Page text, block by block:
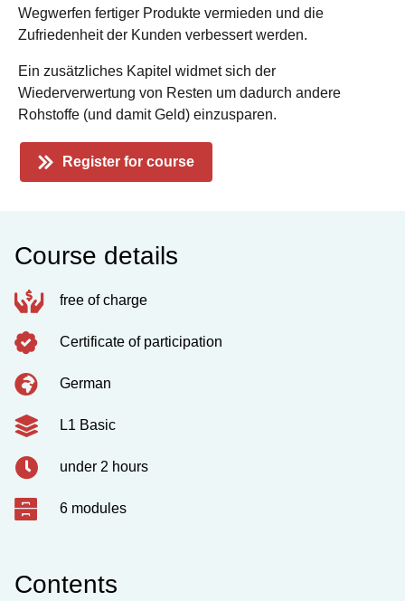
Wegwerfen fertiger Produkte vermieden und die
Zufriedenheit der Kunden verbessert werden.
Ein zusätzliches Kapitel widmet sich der
Wiederverwertung von Resten um dadurch andere
Rohstoffe (und damit Geld) einzusparen.
Register for course
Course details
free of charge
Certificate of participation
German
L1 Basic
under 2 hours
6 modules
Contents